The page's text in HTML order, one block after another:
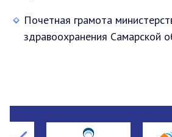
Почетная грамота
здравоохранения Самарской